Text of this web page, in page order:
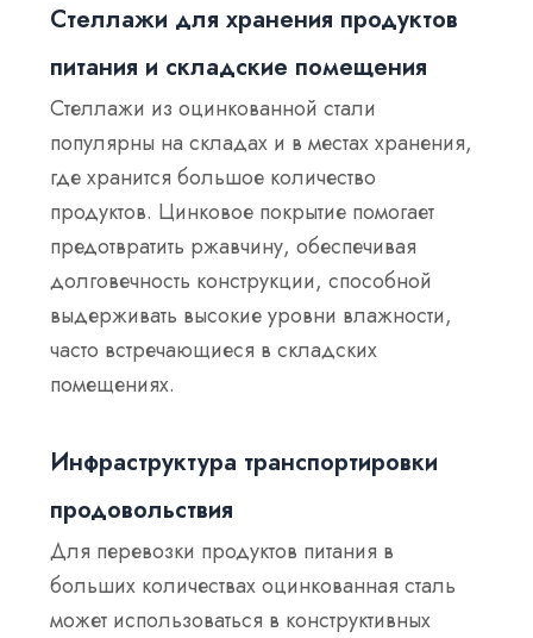
Стеллажи для хранения продуктов
питания и складские помещения
Стеллажи из оцинкованной стали
популярны на складах и в местах хранения,
где хранится большое количество
продуктов. Цинковое покрытие помогает
предотвратить ржавчину, обеспечивая
долговечность конструкции, способной
выдерживать высокие уровни влажности,
часто встречающиеся в складских
помещениях.
Инфраструктура транспортировки
продовольствия
Для перевозки продуктов питания в
больших количествах оцинкованная сталь
может использоваться в конструктивных